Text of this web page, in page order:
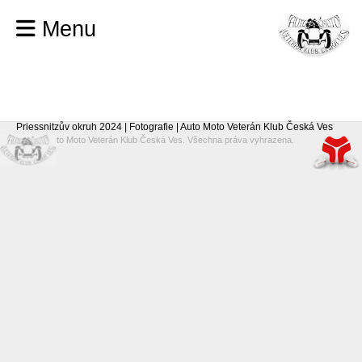
Menu
Priessnitzův okruh 2024 | Fotografie | Auto Moto Veterán Klub Česká Ves
© 2026 Auto Moto Veterán Klub Česká Ves. Všechna práva vyhrazena.